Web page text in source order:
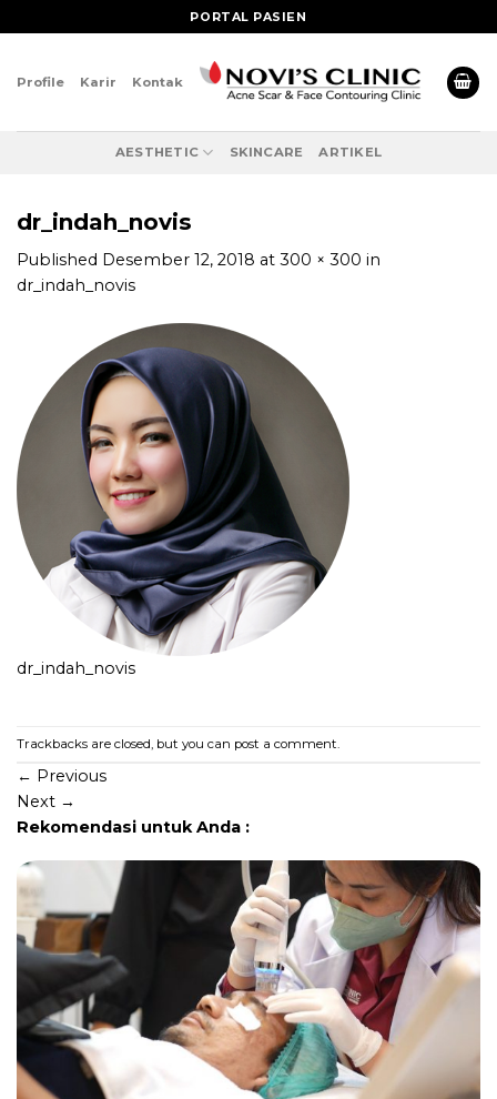
to
PORTAL PASIEN
Profile Karir Kontak
AESTHETIC SKINCARE ARTIKEL
dr_indah_novis
Published Desember 12, 2018 at 300 × 300 in
dr_indah_novis
dr_indah_novis
Trackbacks are closed, but you can post a comment
← Previous
Next →
Rekomendasi untuk Anda :